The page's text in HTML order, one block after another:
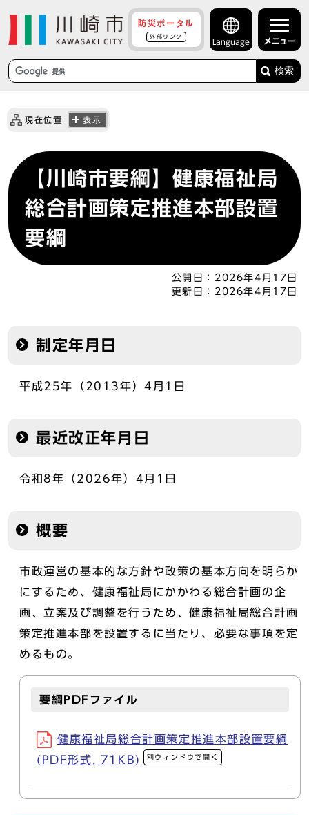
防災ポータル
外部リンク
Language メニュー
検索
現在位置 表示
【川崎市要綱】健康福祉局
総合計画策定推進本部設置
要綱
公開日： 2026年4月17日
更新日： 2026年4月17日
制定年月日
平成25年（2013年）4月1日
最近改正年月日
令和8年（2026年）4月1日
概要
市政運営の基本的な方針や政策の基本方向を明らか
にするため、健康福祉局にかかわる総合計画の企
画、立案及び調整を行うため、健康福祉局総合計画
策定推進本部を設置するに当たり、必要な事項を定
めるもの。
要綱PDFファイル
健康福祉局総合計画策定推進本部設置要綱
(PDF形式, 71KB)
別ウィンドウで開く